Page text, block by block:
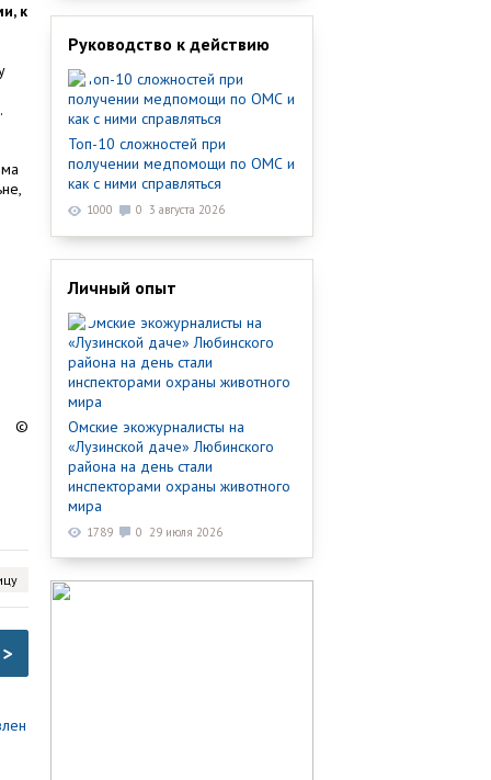
к
©
>
Руководство к действию
Топ-10 сложностей при
получении медпомощи по ОМС и
как с ними справляться
1000 0 3 августа 2026
Личный опыт
Омские экожурналисты на
«Лузинской даче» Любинского
района на день стали
инспекторами охраны животного
мира
1789 0 29 июля 2026